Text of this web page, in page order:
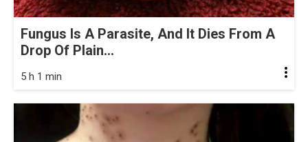
Fungus Is A Parasite, And It Dies From A
Drop Of Plain...
5 h 1 min